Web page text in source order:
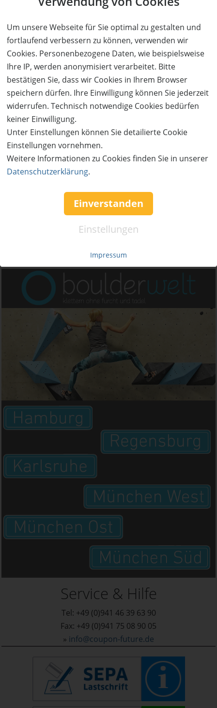
Um unsere Webseite für Sie optimal zu gestalten und
fortlaufend verbessern zu können, verwenden wir
Cookies. Personenbezogene Daten, wie beispielsweise
Ihre IP, werden anonymisiert verarbeitet. Bitte
bestätigen Sie, dass wir Cookies in Ihrem Browser
speichern dürfen. Ihre Einwilligung können Sie jederzeit
widerrufen. Technisch notwendige Cookies bedürfen
keiner Einwilligung.
Unter Einstellungen können Sie detailierte Cookie
Einstellungen vornehmen.
Weitere Informationen zu Cookies finden Sie in unserer
Datenschutzerklärung.
Einverstanden
Einstellungen
Impressum
Follow us:
Service & Hilfe
Tel: +49 (0)941 46 39 63 90
Fax: +49 (0)941 75 08 90 05
» info@coupon-future.de